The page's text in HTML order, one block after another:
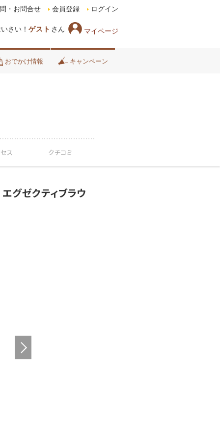
さい！ ゲスト さん マイページ
・お問合せ 会員登録 ログイン
おでかけ情報 キャンペーン
ス クチコミ
グゼクティブラウ